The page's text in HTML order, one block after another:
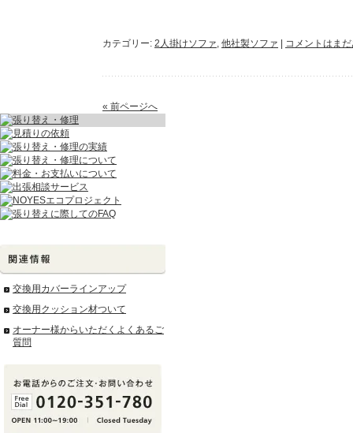
カテゴリー: 2人掛けソファ, 他社製ソファ コメントはま
« 前ページへ
交換用カバーラインアップ
交換用クッション材ついて
オーナー様からいただくよくあるご
質問